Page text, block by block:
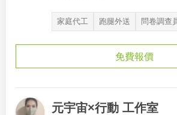
家庭代工 跑腿外送 問卷調查
免費報價
元宇宙×行動 工作室